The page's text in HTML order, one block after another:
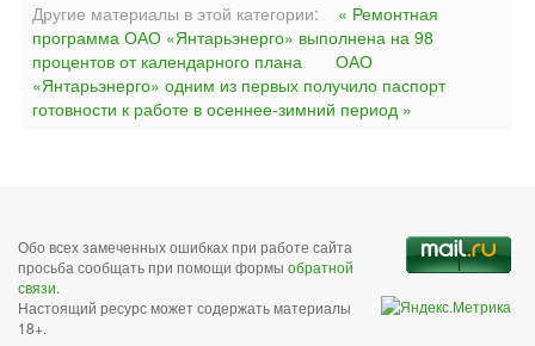
Другие материалы в этой категории:
« Ремонтная
программа ОАО «Янтарьэнерго» выполнена на 98
процентов от календарного плана
ОАО
«Янтарьэнерго» одним из первых получило паспорт
готовности к работе в осеннее-зимний период »
Обо всех замеченных ошибках при работе сайта
просьба сообщать при помощи формы обратной
связи.
Настоящий ресурс может содержать материалы
18+.